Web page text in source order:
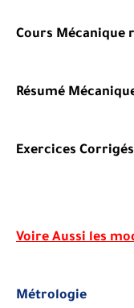
Cours Mécanique
Résumé
Exercices
Voire Aussi les
Métrologie